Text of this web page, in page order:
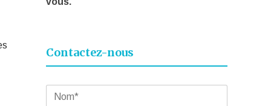
Contactez-nous